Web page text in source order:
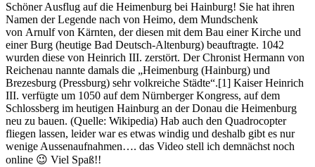
Schöner Ausflug auf die Heimenburg bei Hainburg! Sie hat ihren
Namen der Legende nach von Heimo, dem Mundschenk
von Arnulf von Kärnten, der diesen mit dem Bau einer Kirche und
einer Burg (heutige Bad Deutsch-Altenburg) beauftragte. 1042
wurden diese von Heinrich III. zerstört. Der Chronist Hermann von
Reichenau nannte damals die „Heimenburg (Hainburg) und
Brezesburg (Pressburg) sehr volkreiche Städte“.[1] Kaiser Heinrich
III. verfügte um 1050 auf dem Nürnberger Kongress, auf dem
Schlossberg im heutigen Hainburg an der Donau die Heimenburg
neu zu bauen. (Quelle: Wikipedia) Hab auch den Quadrocopter
fliegen lassen, leider war es etwas windig und deshalb gibt es nur
wenige Aussenaufnahmen…. das Video stell ich demnächst noch
online 😉 Viel Spaß!!